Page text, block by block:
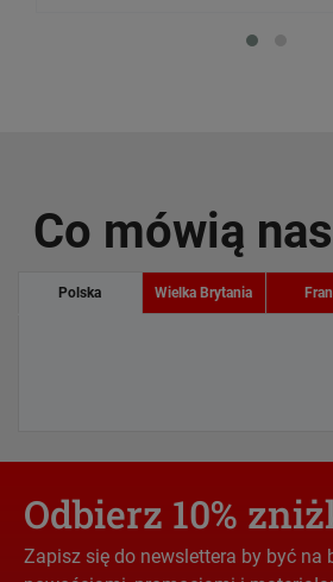
Co mówią
Polska Wielka Brytania
Odbierz 10%
Zapisz się do newslettera by być na